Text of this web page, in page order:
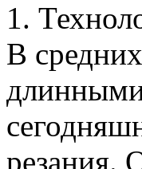
1.
В
резания.